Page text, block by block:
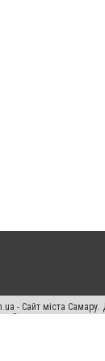
- Сайт міста
Законом.